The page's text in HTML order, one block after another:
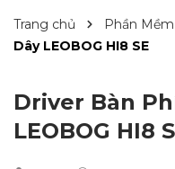
Trang chủ Phần Mềm
Dây LEOBOG HI8 SE
Driver Bàn
LEOBOG HI8